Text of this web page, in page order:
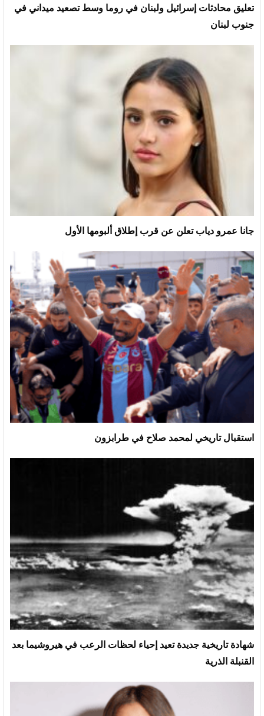
تعليق محادثات إسرائيل ولبنان في روما وسط تصعيد ميداني في
جنوب لبنان
جانا عمرو دياب تعلن عن قرب إطلاق ألبومها الأول
استقبال تاريخي لمحمد صلاح في طرابزون
شهادة تاريخية جديدة تعيد إحياء لحظات الرعب في هيروشيما بعد
القنبلة الذرية